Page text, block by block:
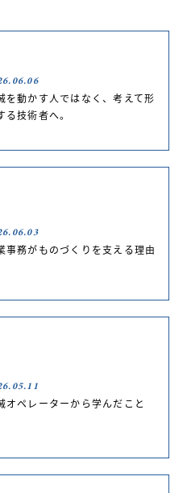
を動かす人ではなく、考えて形
る技術者へ。
事務がものづくりを支える理由
オペレーターから学んだこと